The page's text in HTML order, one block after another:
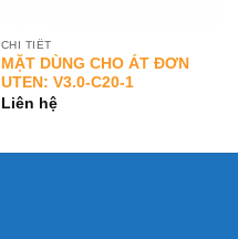
CHI TIẾT
MẶT DÙNG CHO ÁT ĐƠN
UTEN: V3.0-C20-1
Liên hệ